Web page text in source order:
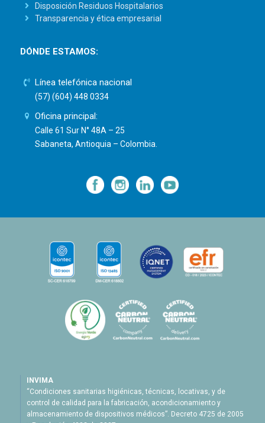
Disposición Residuos Hospitalarios
Transparencia y ética empresarial
DÓNDE ESTAMOS:
Línea telefónica nacional
(57) (604) 448 0334
Oficina principal:
Calle 61 Sur N° 48A – 25
Sabaneta, Antioquia – Colombia.
— — —
INVIMA
“Condiciones sanitarias higiénicas, técnicas, locativas, y de
control de calidad para la fabricación, acondicionamiento y
almacenamiento de dispositivos médicos”. Decreto 4725 de 2005